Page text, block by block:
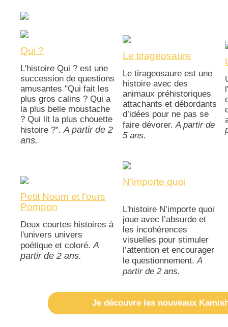
Qui ?
L'histoire Qui ? est une
succession de questions
amusantes "Qui fait les
plus gros calins ? Qui a
la plus belle moustache
? Qui lit la plus chouette
histoire ?".A partir de 2
ans.
Le tirageosaure
Le tirageosaure est une
histoire avec des
animaux préhistoriques
attachants et débordants
d’idées pour ne pas se
faire dévorer.A partir de
5 ans.
Petit Noum et l'ours
Pompon
Deux courtes histoires à
l'univers univers
poétique et coloré.A
partir de 2 ans.
N'importe quoi
L'histoire N’importe quoi
joue avec l’absurde et
les incohérences
visuelles pour stimuler
l’attention et encourager
le questionnement.A
partir de 2 ans.
Je découvre les nouveaux